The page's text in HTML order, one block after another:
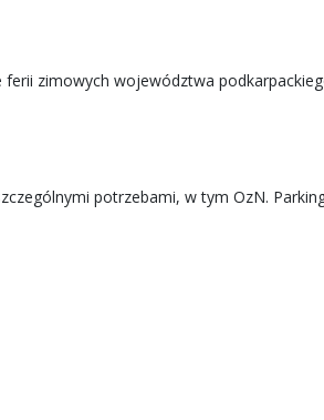
ferii zimowych województwa
potrzebami, w tym OzN.